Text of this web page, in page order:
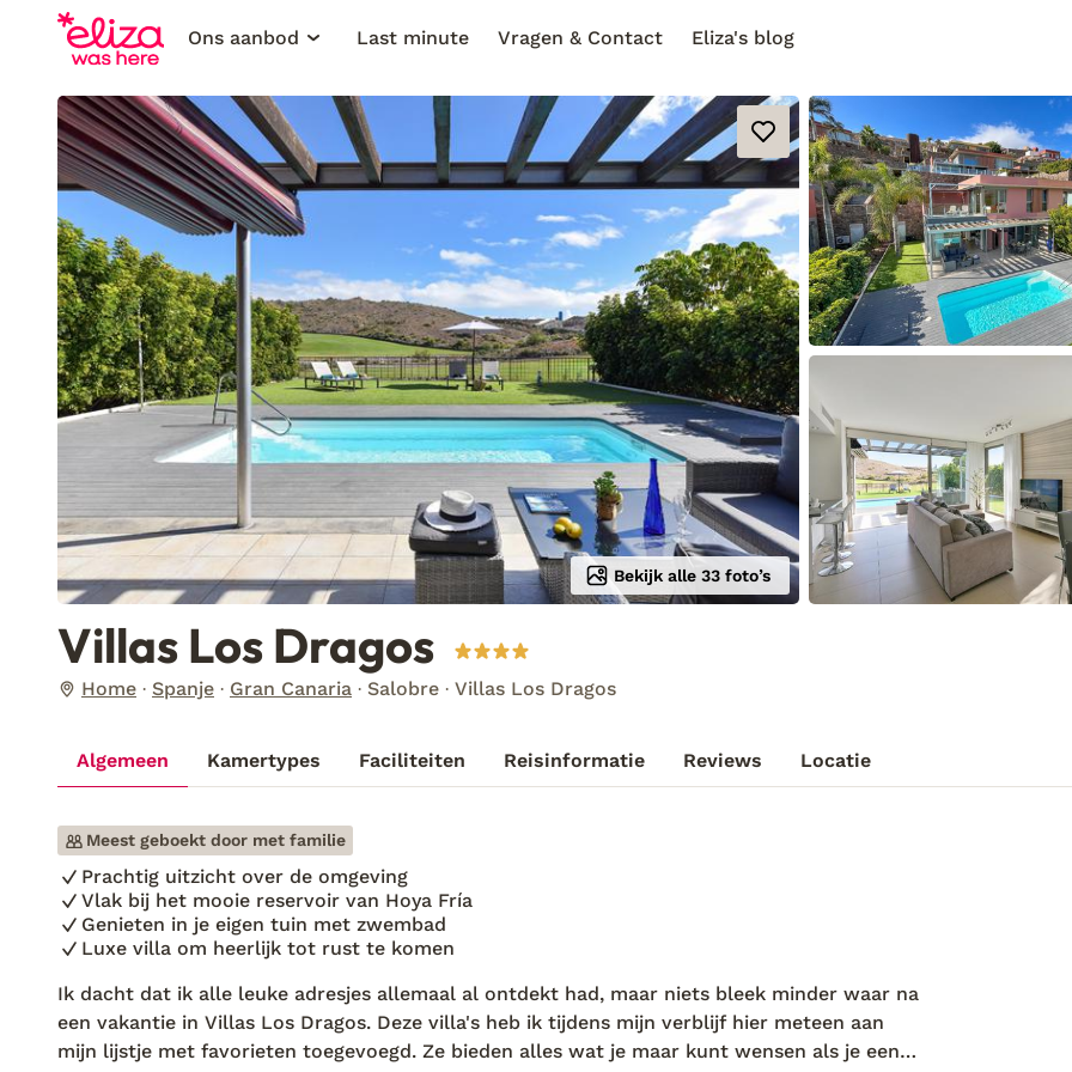
Ons aanbod
Last minute Vragen & Contact Eliza's blog
Bekijk alle 33 foto’s
Villas Los Dragos
Home Spanje Gran Canaria Salobre Villas Los Dragos
Algemeen Kamertypes Faciliteiten Reisinformatie Reviews Locatie
Meest geboekt door met familie
Prachtig uitzicht over de omgeving
Vlak bij het mooie reservoir van Hoya Fría
Genieten in je eigen tuin met zwembad
Luxe villa om heerlijk tot rust te komen
Ik dacht dat ik alle leuke adresjes allemaal al ontdekt had, maar niets bleek minder waar na
een vakantie in Villas Los Dragos. Deze villa's heb ik tijdens mijn verblijf hier meteen aan
mijn lijstje met favorieten toegevoegd. Ze bieden alles wat je maar kunt wensen als je een